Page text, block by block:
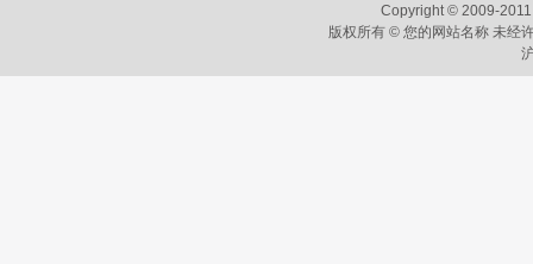
Copyright © 2009-
版权所有 © 您的网站名称 未经